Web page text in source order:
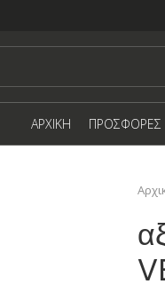
ΑΡΧΙΚΗ ΠΡΟΣΦΟΡΕΣ